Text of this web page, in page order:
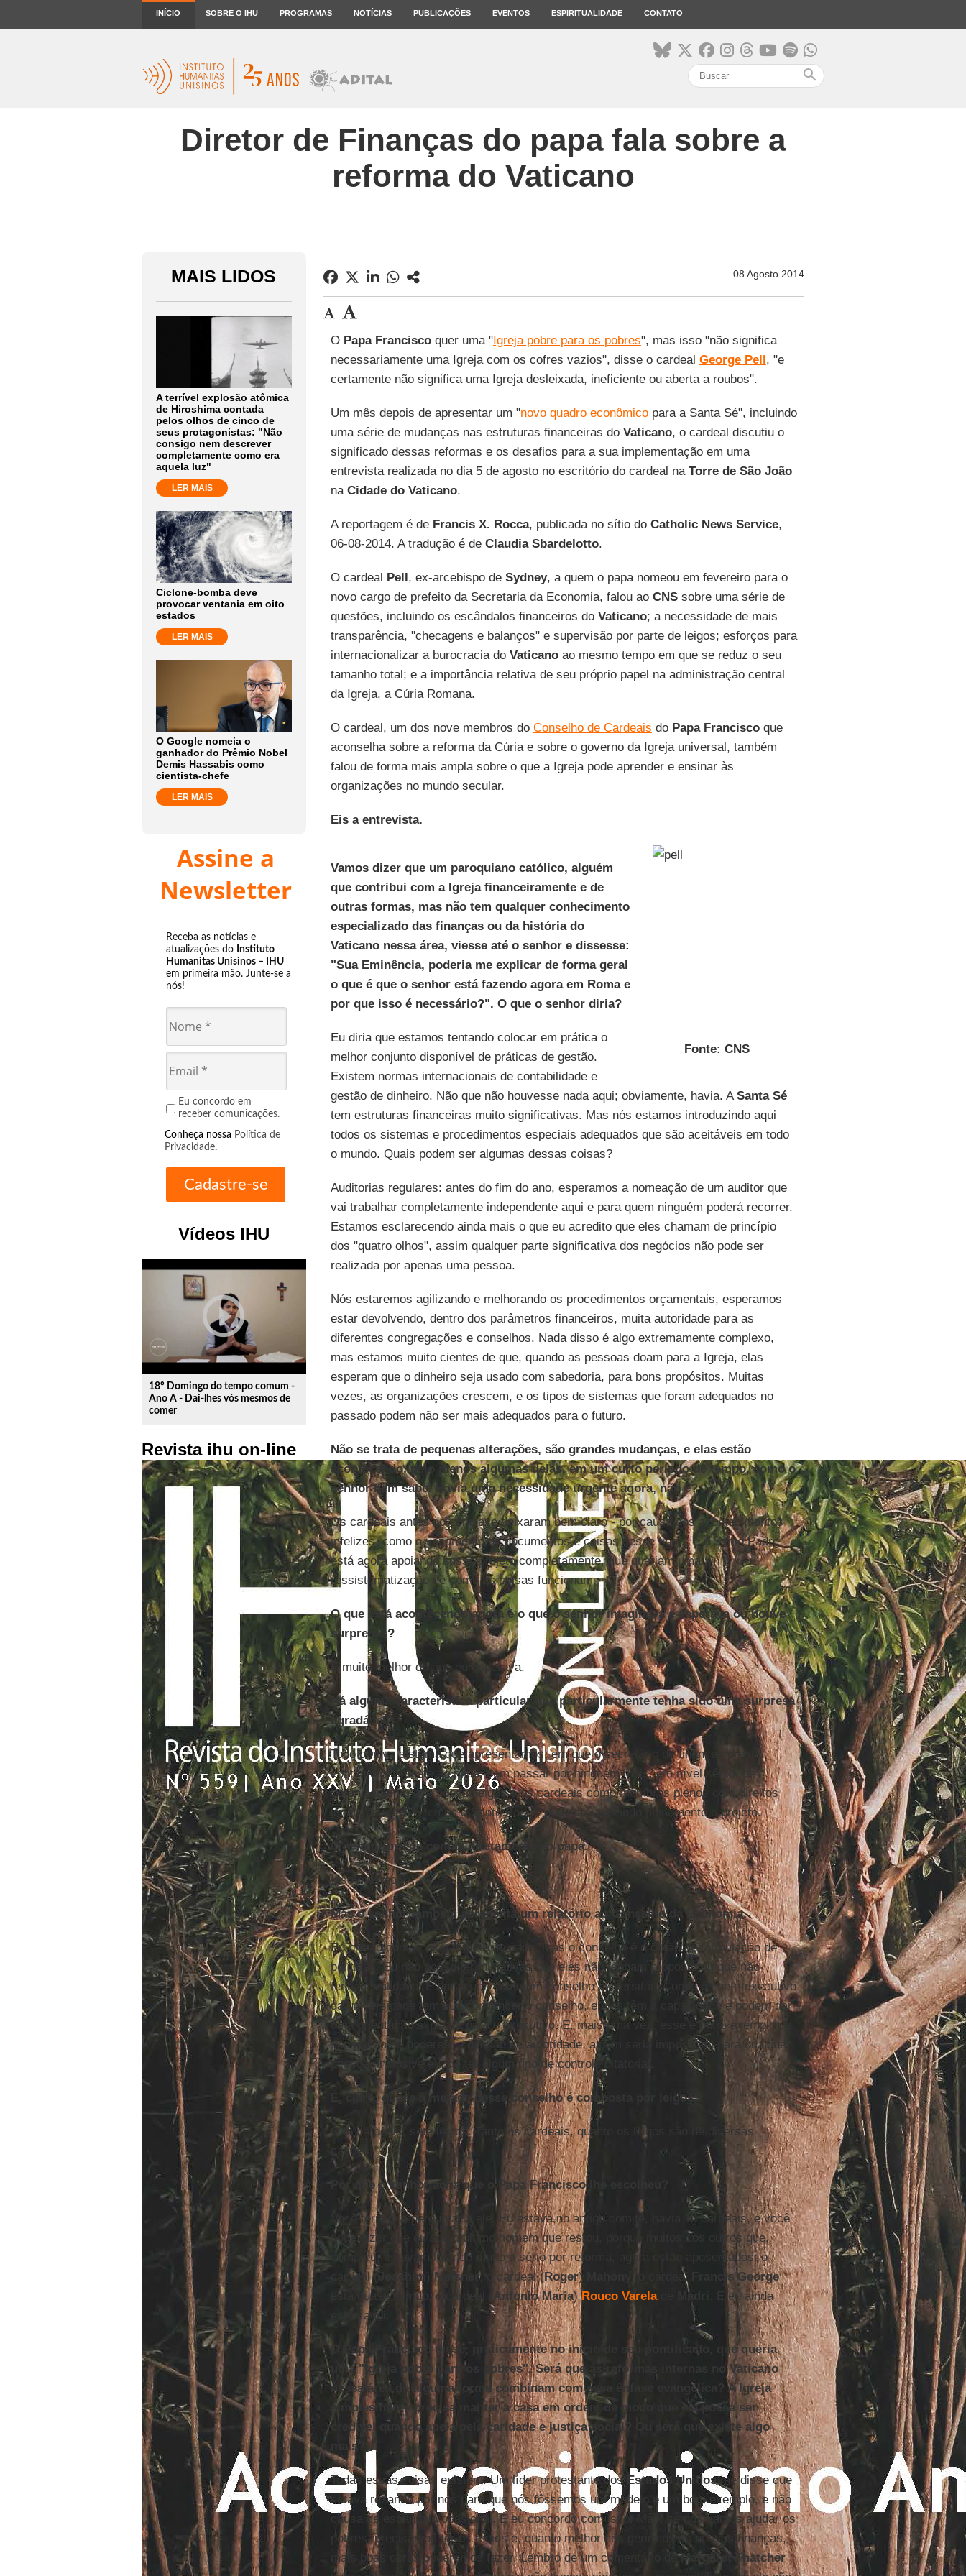
INÍCIO SOBRE O IHU PROGRAMAS NOTÍCIAS PUBLICAÇÕES EVENTOS ESPIRITUALIDADE CONTATO
search
Diretor de Finanças do papa fala sobre a
reforma do Vaticano
MAIS LIDOS
A terrível explosão atômica
de Hiroshima contada
pelos olhos de cinco de
seus protagonistas: "Não
consigo nem descrever
completamente como era
aquela luz"
LER MAIS
Ciclone-bomba deve
provocar ventania em oito
estados
LER MAIS
O Google nomeia o
ganhador do Prêmio Nobel
Demis Hassabis como
cientista-chefe
LER MAIS
Assine a
Newsletter
Receba as notícias e
atualizações do Instituto
Humanitas Unisinos – IHU
em primeira mão. Junte-se a
nós!
Eu concordo em
receber comunicações.
Conheça nossa Política de
Privacidade.
Vídeos IHU
play_circle_outline
18º Domingo do tempo comum -
Ano A - Dai-lhes vós mesmos de
comer
Revista ihu on-line
08 Agosto 2014
O Papa Franciscoquer uma "Igreja pobre para os pobres", mas isso "não significa
necessariamente uma Igreja com os cofres vazios", disse o cardeal George Pell, "e
certamente não significa uma Igreja desleixada, ineficiente ou aberta a roubos".
Um mês depois de apresentar um "novo quadro econômicopara a Santa Sé", incluindo
uma série de mudanças nas estruturas financeiras do Vaticano, o cardeal discutiu o
significado dessas reformas e os desafios para a sua implementação em uma
entrevista realizada no dia 5 de agosto no escritório do cardeal na Torre de São João
na Cidade do Vaticano.
A reportagem é de Francis X. Rocca, publicada no sítio doCatholic News Service,
06-08-2014. A tradução é de Claudia Sbardelotto.
O cardeal Pell, ex-arcebispo de Sydney, a quem o papa nomeou em fevereiro para o
novo cargo de prefeito da Secretaria da Economia, falou ao CNSsobre uma série de
questões, incluindo os escândalos financeiros do Vaticano; a necessidade de mais
transparência, "checagens e balanços" e supervisão por parte de leigos; esforços para
internacionalizar a burocracia do Vaticanoao mesmo tempo em que se reduz o seu
tamanho total; e a importância relativa de seu próprio papel na administração central
da Igreja, a Cúria Romana.
O cardeal, um dos nove membros do Conselho de Cardeais doPapa Franciscoque
aconselha sobre a reforma da Cúria e sobre o governo da Igreja universal, também
falou de forma mais ampla sobre o que a Igreja pode aprender e ensinar às
organizações no mundo secular.
Eis a entrevista.
Fonte: CNS
Vamos dizer que um paroquiano católico, alguém
que contribui com a Igreja financeiramente e de
outras formas, mas não tem qualquer conhecimento
especializado das finanças ou da história do
Vaticano nessa área, viesse até o senhor e dissesse:
"Sua Eminência, poderia me explicar de forma geral
o que é que o senhor está fazendo agora em Roma e
por que isso é necessário?". O que o senhor diria?
Eu diria que estamos tentando colocar em prática o
melhor conjunto disponível de práticas de gestão.
Existem normas internacionais de contabilidade e
gestão de dinheiro. Não que não houvesse nada aqui; obviamente, havia. ASanta Sé
tem estruturas financeiras muito significativas. Mas nós estamos introduzindo aqui
todos os sistemas e procedimentos especiais adequados que são aceitáveis ​​em todo
o mundo. Quais podem ser algumas dessas coisas?
Auditorias regulares: antes do fim do ano, esperamos a nomeação de um auditor que
vai trabalhar completamente independente aqui e para quem ninguém poderá recorrer.
Estamos esclarecendo ainda mais o que eu acredito que eles chamam de princípio
dos "quatro olhos", assim qualquer parte significativa dos negócios não pode ser
realizada por apenas uma pessoa.
Nós estaremos agilizando e melhorando os procedimentos orçamentais, esperamos
estar devolvendo, dentro dos parâmetros financeiros, muita autoridade para as
diferentes congregações e conselhos. Nada disso é algo extremamente complexo,
mas estamos muito cientes de que, quando as pessoas doam para a Igreja, elas
esperam que o dinheiro seja usado com sabedoria, para bons propósitos. Muitas
vezes, as organizações crescem, e os tipos de sistemas que foram adequados no
passado podem não ser mais adequados para o futuro.
Não se trata de pequenas alterações, são grandes mudanças, e elas estão
acontecendo, pelo menos algumas delas, em um curto período de tempo, como o
senhor bem sabe. Havia uma necessidade urgente agora, não é?
Os cardeais antes do conclave deixaram bem claro - por causa dos acontecimentos
infelizes, como o vazamento de documentos e coisas desse tipo -, e o Santo Padre
está agora apoiando nosso projeto completamente, que queriam uma
ressistematização de como as coisas funcionam.
O que está acontecendo agora é o que o senhor imaginava e esperava ou houve
surpresas?
É muito melhor do que eu esperava.
Há alguma característica particular que particularmente tenha sido uma surpresa
agradável?
Todo o novo sistema que apresentamos, em que o secretário de finanças presta
contas diretamente ao papa, sem passar por ninguém mais, e o nível sênior de
gerenciamento que possui leigos e os cardeais como membros plenos com direitos
iguais de voto. E temos o Santo Padre, que está apoiando plenamente o projeto.
O senhor presta contas diretamente ao papa.
Isso mesmo.
Mas o senhor também apresenta um relatório ao Conselho da Economia.
Eu presto contas diretamente ao papa, mas o conselho é o órgão de formulação de
políticas. Eu não posso ter iniciativas que eles não tenham proposto ou que não
tenham validado. É um pouco como um conselho universitário, onde o chefe-executivo
da universidade tem que convencer o conselho, e eles têm a capacidade e podem dar
uma orientação explícita para o executivo. E, mais uma vez, esse é outro exemplo da
separação de poderes, a difusão de autoridade, assim seria impossível para qualquer
pessoa, inclusive eu, de ter algum tipo de controle ditatorial.
E, claro, quase a metade desse conselho é composta por leigos.
Oito cardeais, sete leigos. Tanto os cardeais, quanto os leigos são de diversas
nações.
Por que o senhor acha que o Papa Francisco lhe escolheu?
Você teria que perguntar a ele. Eu estava no antigo comitê, havia 15 cardeais, e você
pode dizer que eu sou o último homem que restou, porque muitos dos outros que,
como eu, estavam lutando muito a sério por reforma, agora estão aposentados: o
cardeal (Joachim Meisner, o cardeal (Roger) , o cardeal Francis George
está quase saindo, o cardeal (
Antonio Maria)Rouco Varelade Madri
. E eu ainda
estou aqui.
O Papa Francisco disse, praticamente no início de seu pontificado, que queria
uma "Igreja pobre para os pobres". Será que as reformas internas no Vaticano
nessa área de alguma forma combinam com essa ênfase evangélica? A Igreja
simplesmente precisa manter a casa em ordem de modo que ela possa ser
credível quando apela pela caridade e justiça social? Ou será que existe algo
mais?
Todas essas coisas existem. Um líder protestante dos Estados Unidosme disse que
estava rezando por nós para que nós fôssemos um modelo e um bom exemplo, e não
causa de escândalo ocasional. E eu concordo com isso. Mas, se nós vamos ajudar os
pobres, precisamos ter os meios e, quanto melhor nós gerirmos as nossas finanças,
mais boas obras poderemos fazer. Lembro de um comentário deMargaret Thatcher